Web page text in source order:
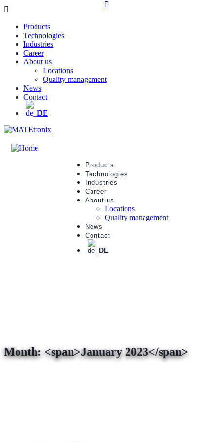
Products
Technologies
Industries
Career
About us
Locations
Quality management
News
Contact
DE
Products
Technologies
Industries
Career
About us
Locations
Quality management
News
Contact
DE
Month: <span>January 2023</span>